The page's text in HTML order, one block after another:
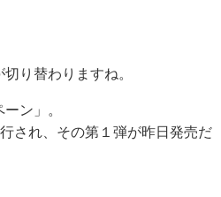
替わりますね。
、その第１弾が昨日発売だったの